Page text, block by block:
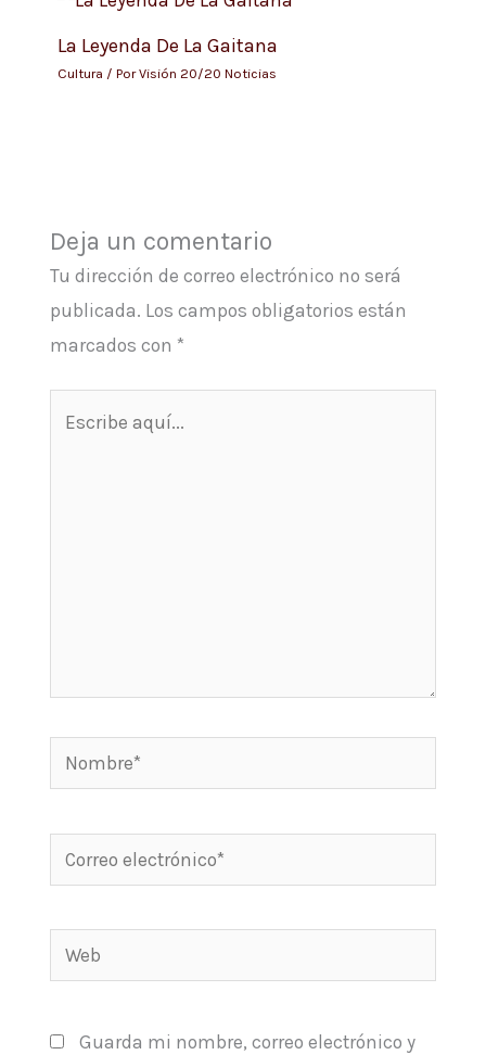
La Leyenda De La Gaitana
Cultura / PorVisión 20/20 Noticias
Deja un comentario
Tu dirección de correo electrónico no será
publicada. Los campos obligatorios están
marcados con *
Nombre*
Correo
electrónico*
Web
Guarda mi nombre, correo electrónico y